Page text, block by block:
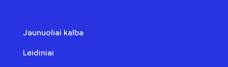
Jaunuoliai kalba
Leidiniai